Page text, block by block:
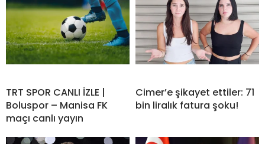
TRT SPOR CANLI İZLE |
Boluspor – Manisa FK
maçı canlı yayın
Cimer’e şikayet ettiler: 71
bin liralık fatura şoku!